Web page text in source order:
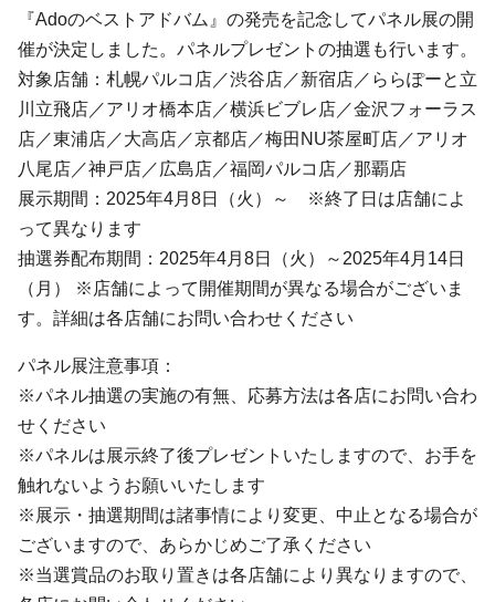
『Adoのベストアドバム』の発売を記念してパネル展の開
催が決定しました。パネルプレゼントの抽選も行います。
対象店舗：札幌パルコ店／渋谷店／新宿店／ららぽーと立
川立飛店／アリオ橋本店／横浜ビブレ店／金沢フォーラス
店／東浦店／大高店／京都店／梅田NU茶屋町店／アリオ
八尾店／神戸店／広島店／福岡パルコ店／那覇店
展示期間：2025年4月8日（火）～ ※終了日は店舗によ
って異なります
抽選券配布期間：2025年4月8日（火）～2025年4月14日
（月） ※店舗によって開催期間が異なる場合がございま
す。詳細は各店舗にお問い合わせください
パネル展注意事項：
※パネル抽選の実施の有無、応募方法は各店にお問い合わ
せください
※パネルは展示終了後プレゼントいたしますので、お手を
触れないようお願いいたします
※展示・抽選期間は諸事情により変更、中止となる場合が
ございますので、あらかじめご了承ください
※当選賞品のお取り置きは各店舗により異なりますので、